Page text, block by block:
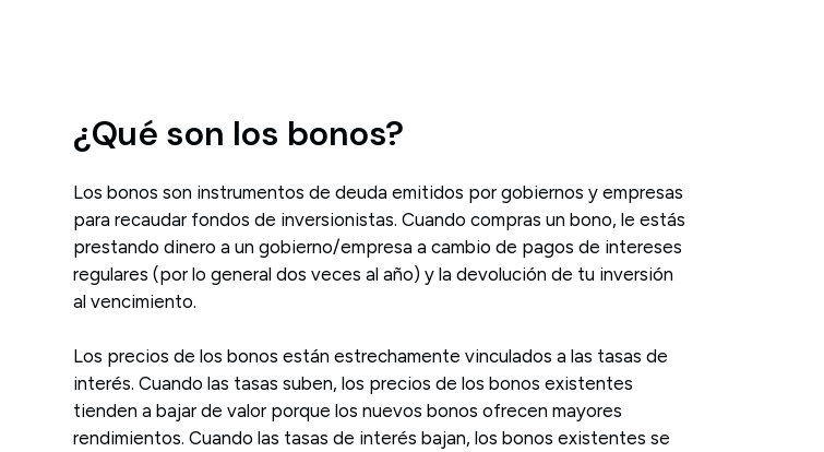
¿Qué son los bonos?
Los bonos son instrumentos de deuda emitidos por gobiernos y empresas
para recaudar fondos de inversionistas. Cuando compras un bono, le estás
prestando dinero a un gobierno/empresa a cambio de pagos de intereses
regulares (por lo general dos veces al año) y la devolución de tu inversión
al vencimiento.
Los precios de los bonos están estrechamente vinculados a las tasas de
interés. Cuando las tasas suben, los precios de los bonos existentes
tienden a bajar de valor porque los nuevos bonos ofrecen mayores
rendimientos. Cuando las tasas de interés bajan, los bonos existentes se